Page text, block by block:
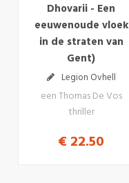
Dhovarii - Een
eeuwenoude vloek
in de straten van
Gent)
Legion Ovhell
een Thomas De Vos
thriller
€ 22.50